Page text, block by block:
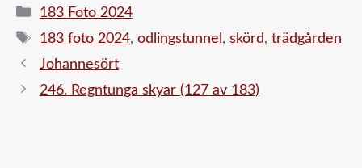
Kategorier
183 Foto 2024
Etiketter
183 foto 2024, odlingstunnel , skörd, trädgården
Johannesört
246. Regntunga skyar (127 av 183)